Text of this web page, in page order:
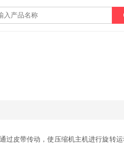
过皮带传动，使压缩机主机进行旋转